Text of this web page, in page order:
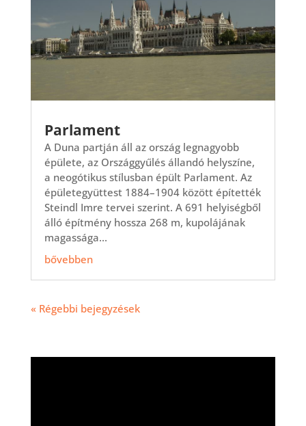
Parlament
A Duna partján áll az ország legnagyobb
épülete, az Országgyűlés állandó helyszíne,
a neogótikus stílusban épült Parlament. Az
épületegyüttest 1884–1904 között építették
Steindl Imre tervei szerint. A 691 helyiségből
álló építmény hossza 268 m, kupolájának
magassága...
bővebben
« Régebbi bejegyzések